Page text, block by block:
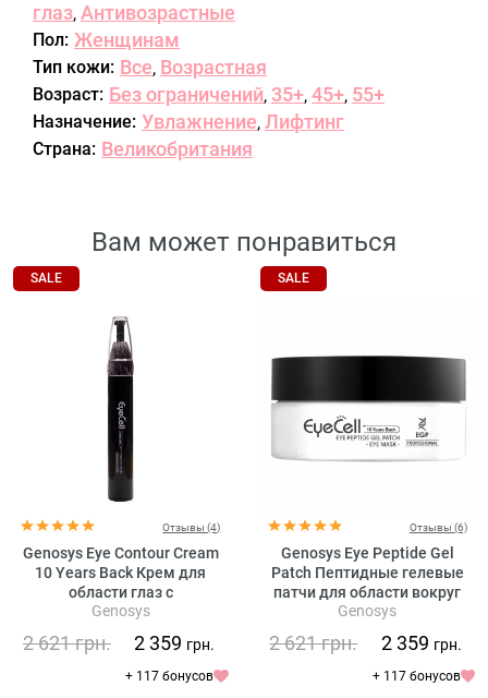
глаз, Антивозрастные
Пол: Женщинам
Тип кожи: Все, Возрастная
Возраст: Без ограничений, 35+, 45+, 55+
Назначение: Увлажнение, Лифтинг
Страна: Великобритания
Вам может понравиться
SALE
Отзывы (4)
Genosys Eye Contour Cream
10 Years Back Крем для
области глаз с
растительными стволовыми
Genosys
2 621грн. 2 359 грн.
+ 117 бонусов
SALE
Отзывы (6)
Genosys Eye Peptide Gel
Patch Пептидные гелевые
патчи для области вокруг
глаз
Genosys
2 621грн. 2 359 грн.
+ 117 бонусов